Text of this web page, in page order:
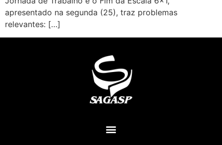
apresentado na segunda (25), traz problemas
relevantes: […]